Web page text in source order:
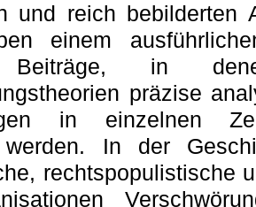
und reich bebilderten
einem
Beiträge, in
präzise
in einzelnen
werden. In der
rechtspopulistische